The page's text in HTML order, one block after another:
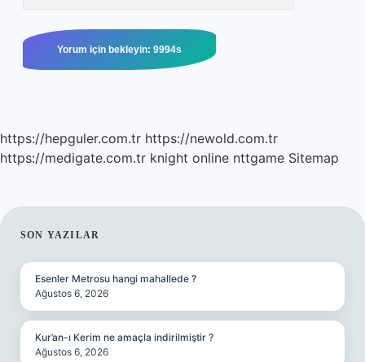
https://hepguler.com.tr https://newold.com.tr
https://medigate.com.tr knight online nttgame Sitemap
SIDEBAR
SON YAZILAR
Esenler Metrosu hangi mahallede ?
Ağustos 6, 2026
Kur’an-ı Kerim ne amaçla indirilmiştir ?
Ağustos 6, 2026